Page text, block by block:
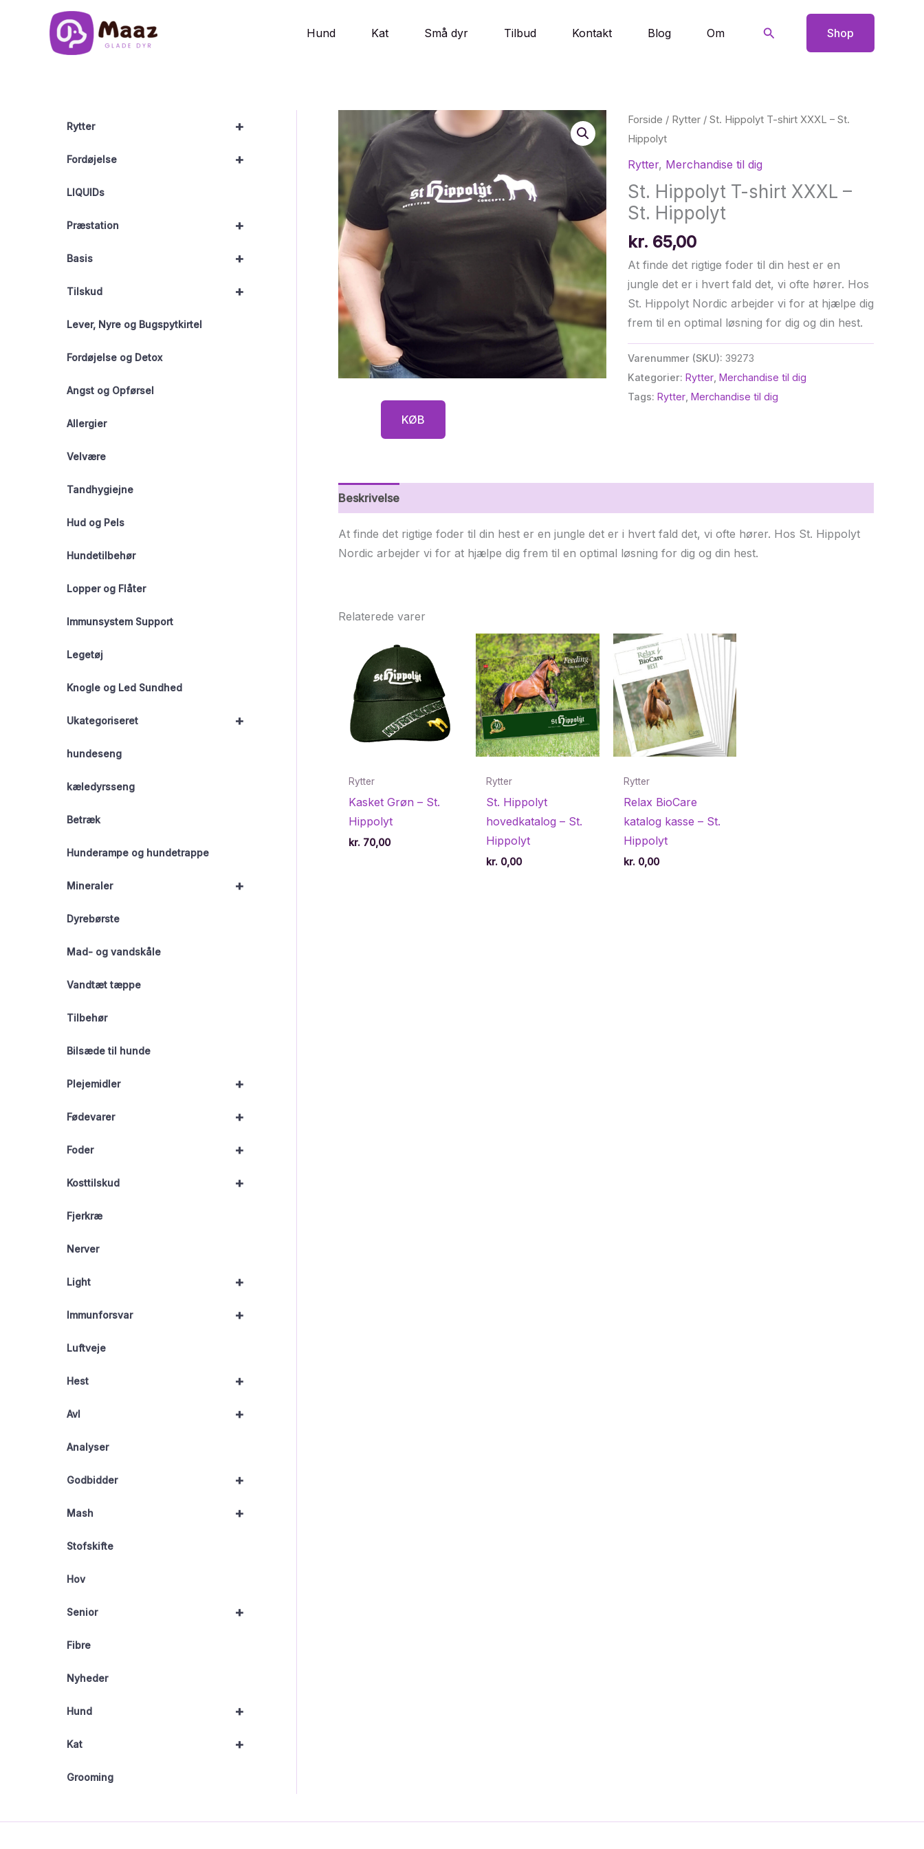
Hund Kat Små dyr Tilbud Kontakt Blog Om Søg Shop
+
Rytter
+
Fordøjelse
LIQUIDs
+
Præstation
+
Basis
+
Tilskud
Lever, Nyre og Bugspytkirtel
Fordøjelse og Detox
Angst og Opførsel
Allergier
Velvære
Tandhygiejne
Hud og Pels
Hundetilbehør
Lopper og Flåter
Immunsystem Support
Legetøj
Knogle og Led Sundhed
+
Ukategoriseret
hundeseng
kæledyrsseng
Betræk
Hunderampe og hundetrappe
+
Mineraler
Dyrebørste
Mad- og vandskåle
Vandtæt tæppe
Tilbehør
Bilsæde til hunde
+
Plejemidler
+
Fødevarer
+
Foder
+
Kosttilskud
Fjerkræ
Nerver
+
Light
+
Immunforsvar
Luftveje
+
Hest
+
Avl
Analyser
+
Godbidder
+
Mash
Stofskifte
Hov
+
Senior
Fibre
Nyheder
+
Hund
+
Kat
Grooming
Forside / Rytter/ St. Hippolyt T-shirt XXXL – St.
Hippolyt
Rytter, Merchandise til dig
St. Hippolyt T-shirt XXXL –
St. Hippolyt
kr. 65,00
At finde det rigtige foder til din hest er en
jungle det er i hvert fald det, vi ofte hører. Hos
St. Hippolyt Nordic arbejder vi for at hjælpe dig
frem til en optimal løsning for dig og din hest.
Varenummer (SKU): 39273
Kategorier: Rytter, Merchandise til dig
Tags: Rytter, Merchandise til dig
KØB
Beskrivelse
At finde det rigtige foder til din hest er en jungle det er i hvert fald det, vi ofte hører. Hos St. Hippolyt
Nordic arbejder vi for at hjælpe dig frem til en optimal løsning for dig og din hest.
Relaterede varer
Rytter
Kasket Grøn – St.
Hippolyt
kr. 70,00
Rytter
St. Hippolyt
hovedkatalog – St.
Hippolyt
kr.0,00
Rytter
Relax BioCare
katalog kasse – St.
Hippolyt
kr.0,00